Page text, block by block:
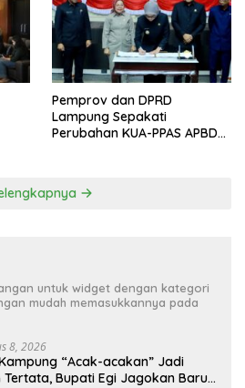
Pemprov dan DPRD
Lampung Sepakati
Perubahan KUA-PPAS APBD
untuk widget dengan kategori
mudah memasukkannya pada
8, 2026
“Acak-acakan” Jadi
Tertata, Bupati Egi Jagokan Baru